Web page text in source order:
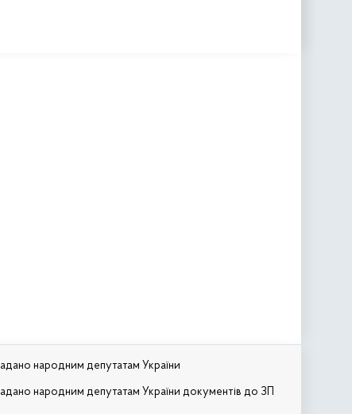
народним депутатам України
народним депутатам України документів до ЗП